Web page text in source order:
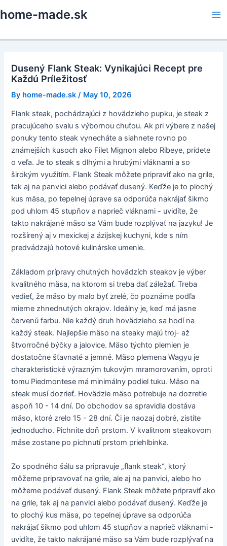
to
home-made.sk
Dusený Flank Steak: Vynikajúci Recept pre
Každú Príležitosť
By home-made.sk / May 10, 2026
Flank steak, pochádzajúci z hovädzieho pupku, je steak z
pracujúceho svalu s výbornou chuťou. Ak pri výbere z našej
ponuky tento steak vynecháte a siahnete rovno po
známejších kusoch ako Filet Mignon alebo Ribeye, prídete
o veľa. Je to steak s dlhými a hrubými vláknami a so
širokým využitím. Flank Steak môžete pripraviť ako na grile,
tak aj na panvici alebo podávať dusený. Keďže je to plochý
kus mäsa, po tepelnej úprave sa odporúča nakrájať šikmo
pod uhlom 45 stupňov a naprieč vláknami - uvidíte, že
takto nakrájané mäso sa Vám bude rozplývať na jazyku! Je
rozšírený aj v mexickej a ázijskej kuchyni, kde s ním
predvádzajú hotové kulinárske umenie.
Základom prípravy chutných hovädzích steakov je výber
kvalitného mäsa, na ktorom si treba dať záležať. Treba
vedieť, že mäso by malo byť zrelé, čo poznáme podľa
mierne zhnednutých okrajov. Ideálny je, keď má jasne
červenú farbu. Nie každý druh hovädzieho sa hodí na
každý steak. Najlepšie mäso na steaky majú troj- až
štvorročné býčky a jalovice. Mäso týchto plemien je
dostatočne šťavnaté a jemné. Mäso plemena Wagyu je
charakteristické výrazným tukovým mramorovaním, oproti
tomu Piedmontese má minimálny podiel tuku. Mäso na
steak musí dozrieť. Hovädzie mäso potrebuje na dozretie
aspoň 10 - 14 dní. Do obchodov sa spravidla dostáva
mäso, ktoré zrelo 15 - 28 dní. Či je naozaj dobré, zistíte
jednoducho. Pichnite doň prstom. V kvalitnom steakovom
mäse zostane po pichnutí prstom priehlbinka.
Zo spodného šálu sa pripravuje „flank steak“, ktorý
môžeme pripravovať na grile, ale aj na panvici, alebo ho
môžeme podávať dusený. Flank Steak môžete pripraviť ako
na grile, tak aj na panvici alebo podávať dusený. Keďže je
to plochý kus mäsa, po tepelnej úprave sa odporúča
nakrájať šikmo pod uhlom 45 stupňov a naprieč vláknami -
uvidíte, že takto nakrájané mäso sa Vám bude rozplývať na